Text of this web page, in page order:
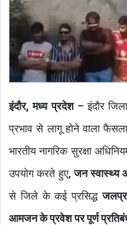
इंदौर, मध्य प्रदेश– इंदौर
प्रभाव से लागू होने वाला
भारतीय नागरिक सुरक्षा
उपयोग करते हुए,जन स्वास्थ्य
से जिले के कई प्रसिद्ध
आमजन के प्रवेश पर पूर्ण